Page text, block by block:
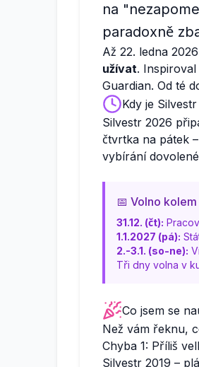
na
paradoxně
Až 22. ledna
užívat.
Guardian. Od té
Kdy je
Silvestr 2026
čtvrtka na pátek
vybírání
📅 Volno
31.12. (čt):
1.1.2027 (pá):
2.-3.1. (so-ne):
Tři dny volna v
Co jsem se
Než vám řeknu,
Chyba 1: Příliš
Silvestr 2019 –